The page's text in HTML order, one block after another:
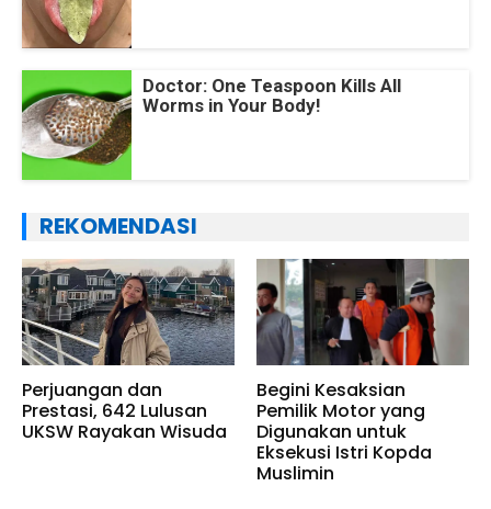
Doctor: One Teaspoon Kills All
Worms in Your Body!
REKOMENDASI
Perjuangan dan
Prestasi, 642 Lulusan
UKSW Rayakan Wisuda
Begini Kesaksian
Pemilik Motor yang
Digunakan untuk
Eksekusi Istri Kopda
Muslimin